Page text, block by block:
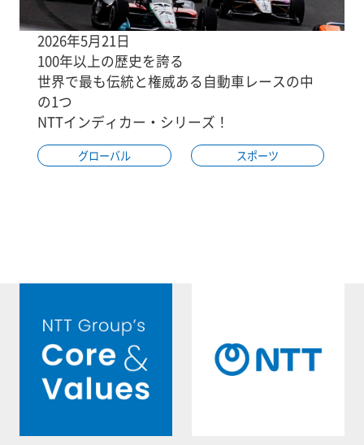
2026年5月21日
100年以上の歴史を誇る
世界で最も伝統と権威ある自動車レースの中
の1つ
NTTインディカー・シリーズ！
グローバル スポーツ